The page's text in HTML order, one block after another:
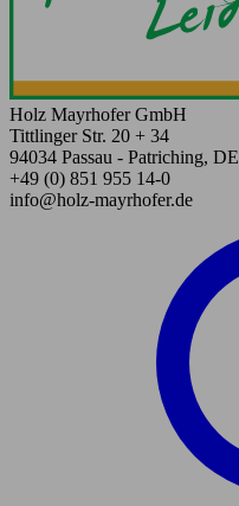
Holz Mayrhofer GmbH
Tittlinger Str. 20 + 34
94034 Passau - Patriching, DE
+49 (0) 851 955 14-0
info@holz-mayrhofer.de